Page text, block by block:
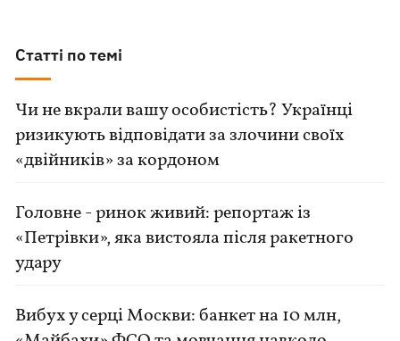
Статті по темі
Чи не вкрали вашу особистість? Українці
ризикують відповідати за злочини своїх
«двійників» за кордоном
Головне - ринок живий: репортаж із
«Петрівки», яка вистояла після ракетного
удару
Вибух у серці Москви: банкет на 10 млн,